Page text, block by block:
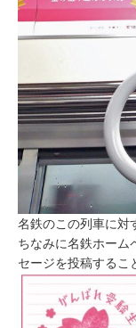
名鉄のこの列車に対
ちなみに名鉄ホーム
セージを投稿するこ